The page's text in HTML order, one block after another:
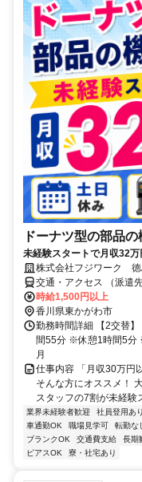
ドーナツ型の部品
未経験スタートで月収32
株式会社フジワーク 徳
交通・アクセス （派遣
4分 ＊東かがわ市中心
鳴門市から約25分
時給1,500円以上
香川県東かがわ市
勤務時間詳細 【2交替
間55分 ※休憩1時間5分
月
仕事内容 「月収30万円
そんな方にオススメ！
スタッフの7割が未経験
業界未経験者歓迎 社員登用あり
車通勤OK
職場見学可 転勤な
ブランクOK
交通費支給 長期
ピアスOK
寮・社宅あり